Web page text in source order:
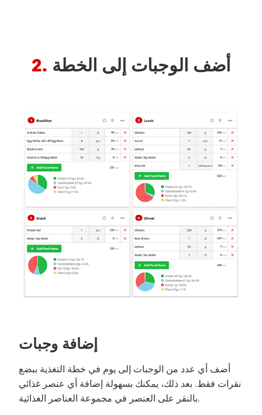
2. أضف الوجبات إلى الخطة
إضافة وجبات
أضف أي عدد من الوجبات إلى يوم في خطة التغذية ببضع
نقرات فقط. بعد ذلك، يمكنك بسهولة إضافة أي عنصر غذائي
بالنقر على العنصر في مجموعة العناصر الغذائية.